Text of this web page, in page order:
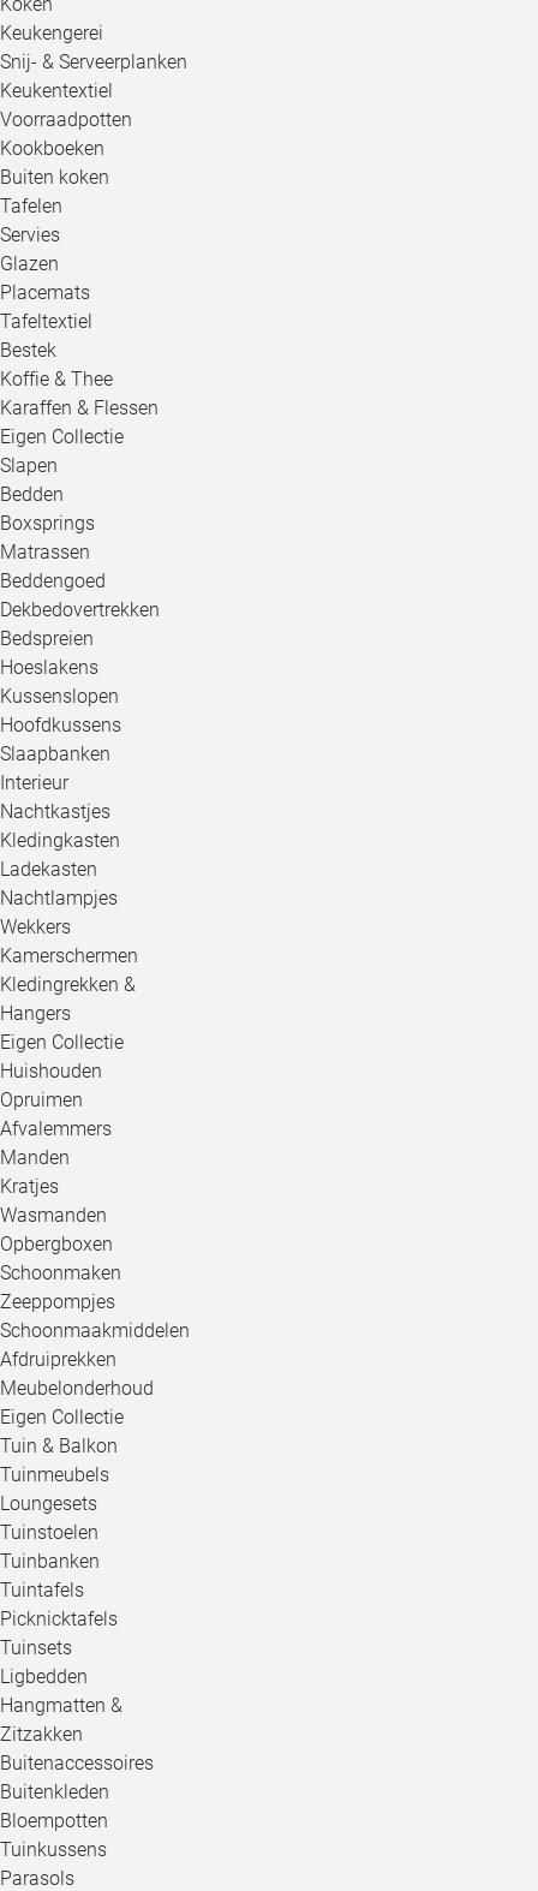
Keukengerei
Snij- & Serveerplanken
Keukentextiel
Voorraadpotten
Kookboeken
Buiten koken
Tafelen
Servies
Glazen
Placemats
Tafeltextiel
Bestek
Koffie & Thee
Karaffen & Flessen
Eigen Collectie
Slapen
Bedden
Boxsprings
Matrassen
Beddengoed
Dekbedovertrekken
Bedspreien
Hoeslakens
Kussenslopen
Hoofdkussens
Slaapbanken
Interieur
Nachtkastjes
Kledingkasten
Ladekasten
Nachtlampjes
Wekkers
Kamerschermen
Kledingrekken &
Hangers
Eigen Collectie
Huishouden
Opruimen
Afvalemmers
Manden
Kratjes
Wasmanden
Opbergboxen
Schoonmaken
Zeeppompjes
Schoonmaakmiddelen
Afdruiprekken
Meubelonderhoud
Eigen Collectie
Tuin & Balkon
Tuinmeubels
Loungesets
Tuinstoelen
Tuinbanken
Tuintafels
Picknicktafels
Tuinsets
Ligbedden
Hangmatten &
Zitzakken
Buitenaccessoires
Buitenkleden
Bloempotten
Tuinkussens
Parasols